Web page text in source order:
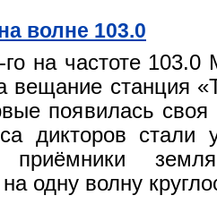
волне 103.0
на частоте
вещание станция
появилась своя
дикторов стали
одну волну